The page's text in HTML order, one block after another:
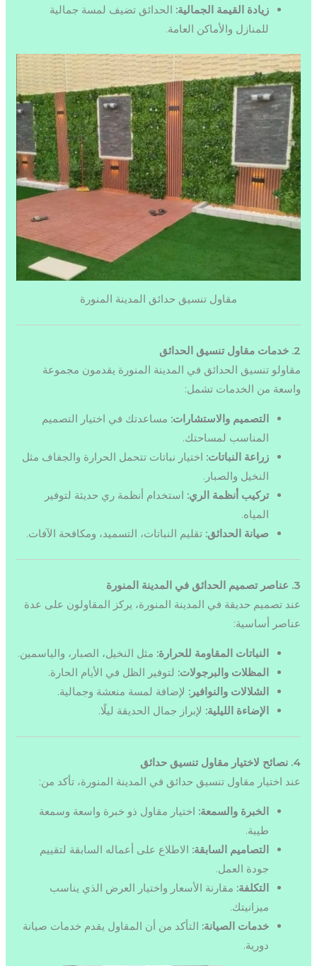
زيادة القيمة الجمالية: الحدائق تضيف لمسة جمالية
للمنازل والأماكن العامة.
مقاول تنسيق حدائق المدينة المنورة
2. خدمات مقاول تنسيق الحدائق
مقاولو تنسيق الحدائق في المدينة المنورة يقدمون مجموعة
واسعة من الخدمات تشمل:
التصميم والاستشارات: مساعدتك في اختيار التصميم
المناسب لمساحتك.
زراعة النباتات: اختيار نباتات تتحمل الحرارة والجفاف مثل
النخيل والصبار.
تركيب أنظمة الري: استخدام أنظمة ري حديثة لتوفير
المياه.
صيانة الحدائق: تقليم النباتات، التسميد، ومكافحة الآفات.
3. عناصر تصميم الحدائق في المدينة المنورة
عند تصميم حديقة في المدينة المنورة، يركز المقاولون على عدة
عناصر أساسية:
النباتات المقاومة للحرارة: مثل النخيل، الصبار، والياسمين.
المظلات والبرجولات: لتوفير الظل في الأيام الحارة.
الشلالات والنوافير: لإضافة لمسة منعشة وجمالية.
الإضاءة الليلية: لإبراز جمال الحديقة ليلًا.
4. نصائح لاختيار مقاول تنسيق حدائق
عند اختيار مقاول تنسيق حدائق في المدينة المنورة، تأكد من:
الخبرة والسمعة: اختيار مقاول ذو خبرة واسعة وسمعة
طيبة.
التصاميم السابقة: الاطلاع على أعماله السابقة لتقييم
جودة العمل.
التكلفة: مقارنة الأسعار واختيار العرض الذي يناسب
ميزانيتك.
خدمات الصيانة: التأكد من أن المقاول يقدم خدمات صيانة
دورية.